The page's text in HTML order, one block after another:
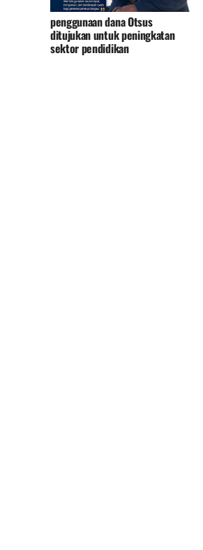
penggunaan dana Otsus
ditujukan untuk peningkatan
sektor pendidikan